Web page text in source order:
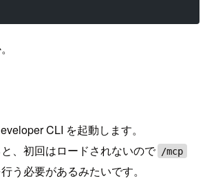
CLI を起動します。
、初回はロードされないので
/mcp
う必要があるみたいです。